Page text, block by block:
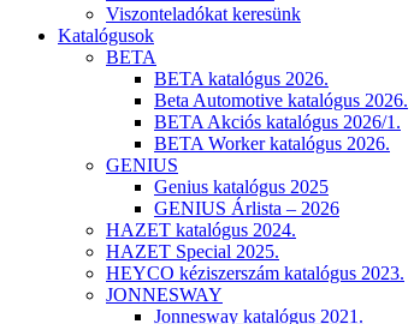
Viszonteladókat keresünk
Katalógusok
BETA
BETA katalógus 2026.
Beta Automotive katalógus 2026.
BETA Akciós katalógus 2026/1.
BETA Worker katalógus 2026.
GENIUS
Genius katalógus 2025
GENIUS Árlista – 2026
HAZET katalógus 2024.
HAZET Special 2025.
HEYCO kéziszerszám katalógus 2023.
JONNESWAY
Jonnesway katalógus 2021.